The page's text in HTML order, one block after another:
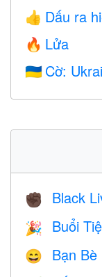
👍 Dấu ra
🔥 Lửa
🇺🇦 Cờ:
✊🏿 Black
🎉 Buổi
😄 Bạn Bè